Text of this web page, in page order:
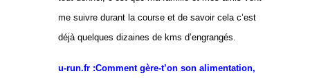
me suivre durant la course et de savoir cela c’est
déjà quelques dizaines de kms d’engrangés.
u-run.fr :Comment gère-t’on son alimentation,